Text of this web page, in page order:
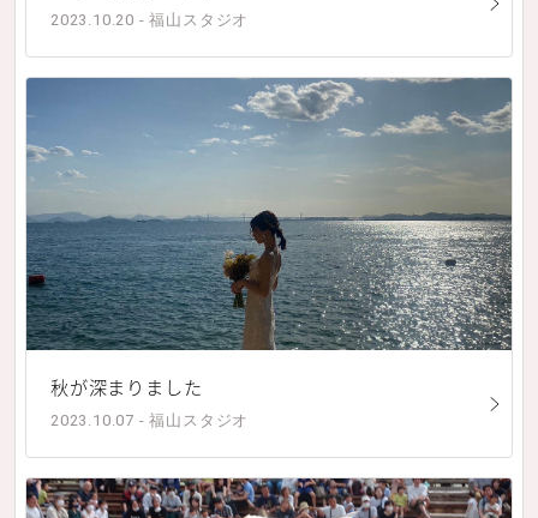
2023.10.20 - 福山スタジオ
秋が深まりました
2023.10.07 - 福山スタジオ